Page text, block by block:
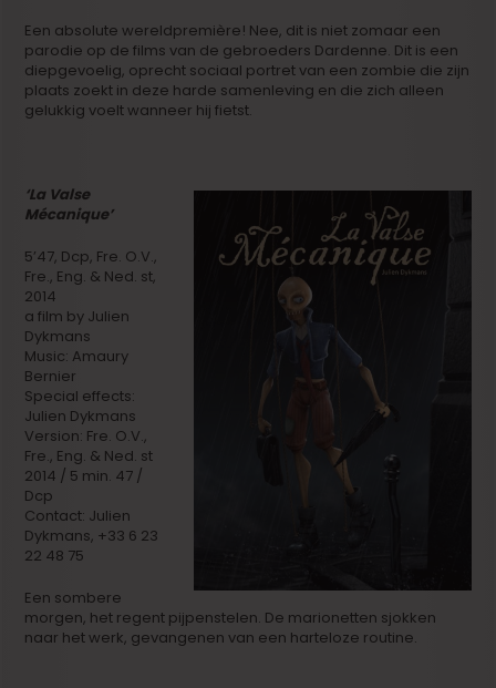
Een absolute wereldpremière! Nee, dit is niet zomaar een
parodie op de films van de gebroeders Dardenne. Dit is een
diepgevoelig, oprecht sociaal portret van een zombie die zijn
plaats zoekt in deze harde samenleving en die zich alleen
gelukkig voelt wanneer hij fietst.
‘La Valse
Mécanique’
5’47, Dcp, Fre. O.V.,
Fre., Eng. & Ned. st,
2014
a film by Julien
Dykmans
Music: Amaury
Bernier
Special effects:
Julien Dykmans
Version: Fre. O.V.,
Fre., Eng. & Ned. st
2014 / 5 min. 47 /
Dcp
Contact: Julien
Dykmans, +33 6 23
22 48 75
Een sombere
morgen, het regent pijpenstelen. De marionetten sjokken
naar het werk, gevangenen van een harteloze routine.